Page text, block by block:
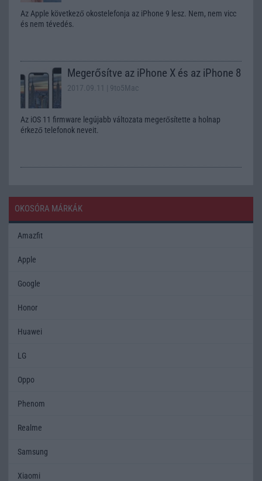
Az Apple következő okostelefonja az iPhone 9 lesz. Nem, nem vicc
és nem tévedés.
Megerősítve az iPhone X és az iPhone 8
2017.09.11 | 9to5Mac
Az iOS 11 firmware legújabb változata megerősítette a holnap
érkező telefonok neveit.
OKOSÓRA MÁRKÁK
Amazfit
Apple
Google
Honor
Huawei
LG
Oppo
Phenom
Realme
Samsung
Xiaomi